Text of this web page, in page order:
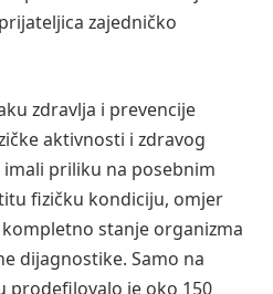
zajedničko
zdravlja i prevencije
aktivnosti i zdravog
priliku na posebnim
fizičku kondiciju, omjer
stanje organizma
dijagnostike. Samo na
prodefilovalo je oko 150